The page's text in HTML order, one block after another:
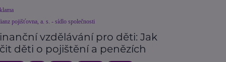
pojišťovna, a. s. - sídlo společnosti
vzdělávání pro děti: Jak
děti o pojištění a penězích